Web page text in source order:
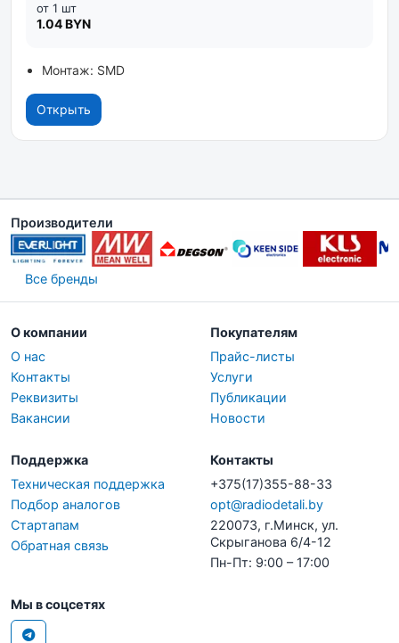
от 1 шт
1.04 BYN
Монтаж: SMD
Открыть
Производители
Все бренды
О компании
О нас
Контакты
Реквизиты
Вакансии
Покупателям
Прайс-листы
Услуги
Публикации
Новости
Поддержка
Техническая поддержка
Подбор аналогов
Стартапам
Обратная связь
Контакты
+375(17)355-88-33
opt@radiodetali.by
220073, г.Минск, ул.
Скрыганова 6/4-12
Пн-Пт: 9:00 – 17:00
Мы в соцсетях